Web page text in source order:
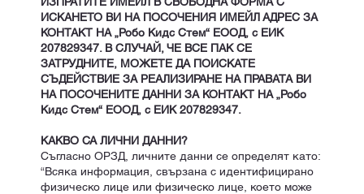
ИСКАНЕТО ВИ НА ПОСОЧЕНИЯ ИМЕЙЛ АДРЕС ЗА
КОНТАКТ НА „Робо Кидс Стем“ ЕООД, с ЕИК
207829347. В СЛУЧАЙ, ЧЕ ВСЕ ПАК СЕ
ЗАТРУДНИТЕ, МОЖЕТЕ ДА ПОИСКАТЕ
СЪДЕЙСТВИЕ ЗА РЕАЛИЗИРАНЕ НА ПРАВАТА ВИ
НА ПОСОЧЕНИТЕ ДАННИ ЗА КОНТАКТ НА „Робо
Кидс Стем“ ЕООД, с ЕИК 207829347.
КАКВО СА ЛИЧНИ ДАННИ?
Съгласно ОРЗД, личните данни се определят като:
“Всяка информация, свързана с идентифицирано
физическо лице или физическо лице, което може